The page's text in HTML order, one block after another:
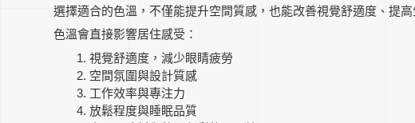
選擇適合的色溫，不僅能提升空間質感，也能改善視覺舒適度、提
色溫會直接影響居住感受：
視覺舒適度，減少眼睛疲勞
空間氛圍與設計質感
工作效率與專注力
放鬆程度與睡眠品質